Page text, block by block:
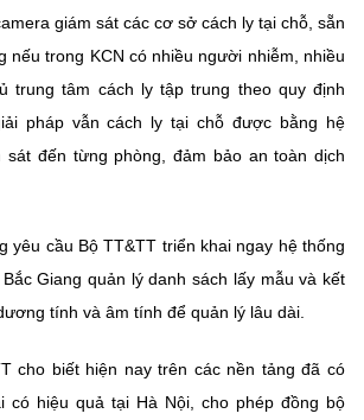
giám sát các cơ sở cách ly tại chỗ, sẵn
nếu trong KCN có nhiều người nhiễm, nhiều
trung tâm cách ly tập trung theo quy định
pháp vẫn cách ly tại chỗ được bằng hệ
sát đến từng phòng, đảm bảo an toàn dịch
yêu cầu Bộ TT&TT triển khai ngay hệ thống
Giang quản lý danh sách lấy mẫu và kết
tính và âm tính để quản lý lâu dài.
cho biết hiện nay trên các nền tảng đã có
có hiệu quả tại Hà Nội, cho phép đồng bộ